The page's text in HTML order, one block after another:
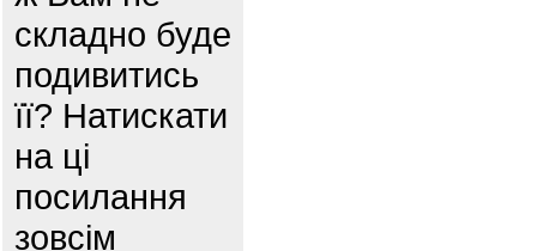
складно буде
подивитись
її? Натискати
на ці
посилання
зовсім